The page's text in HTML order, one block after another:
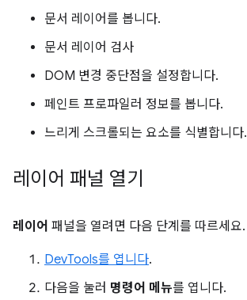
문서 레이어를 봅니다.
문서 레이어 검사
DOM 변경 중단점을 설정합니다.
페인트 프로파일러 정보를 봅니다.
느리게 스크롤되는 요소를 식별합니다.
레이어 패널 열기
레이어 패널을 열려면 다음 단계를 따르세요.
DevTools를 엽니다.
다음을 눌러 명령어 메뉴를 엽니다.